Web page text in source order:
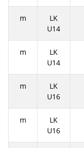
m
LK
U14
m
LK
U14
m
LK
U16
m
LK
U16